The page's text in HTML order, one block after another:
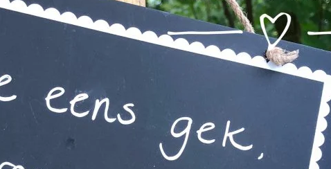
Chambre d'hôtes :
au 9 août, nous serons également fermés
pour les nuitées.